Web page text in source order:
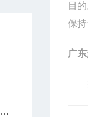
目
保
广